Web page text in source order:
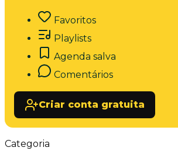
Favoritos
Playlists
Agenda salva
Comentários
Criar conta gratuita
Categoria